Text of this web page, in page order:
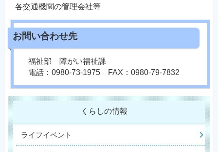
各交通機関の管理会社等
福祉部 障がい福祉課
電話：0980-73-1975 FAX：0980-79-7832
くらしの情報
ライフイベント